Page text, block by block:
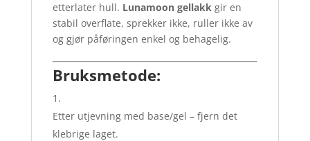
etterlater hull. Lunamoon gel­lakkgir en
stabil overflate, sprekker ikke, ruller ikke av
og gjør påføringen enkel og behagelig.
Bruksmetode:
Etter utjevning med base/gel – fjern det
klebrige laget.